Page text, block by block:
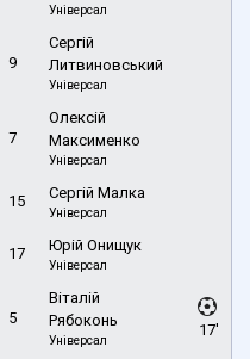
Універсал
9
Сергій
Литвиновський
Універсал
7
Олексій
Максименко
Універсал
15 Сергій Малка
Універсал
17 Юрій Онищук
Універсал
5
Віталій
Рябоконь
Універсал
17'